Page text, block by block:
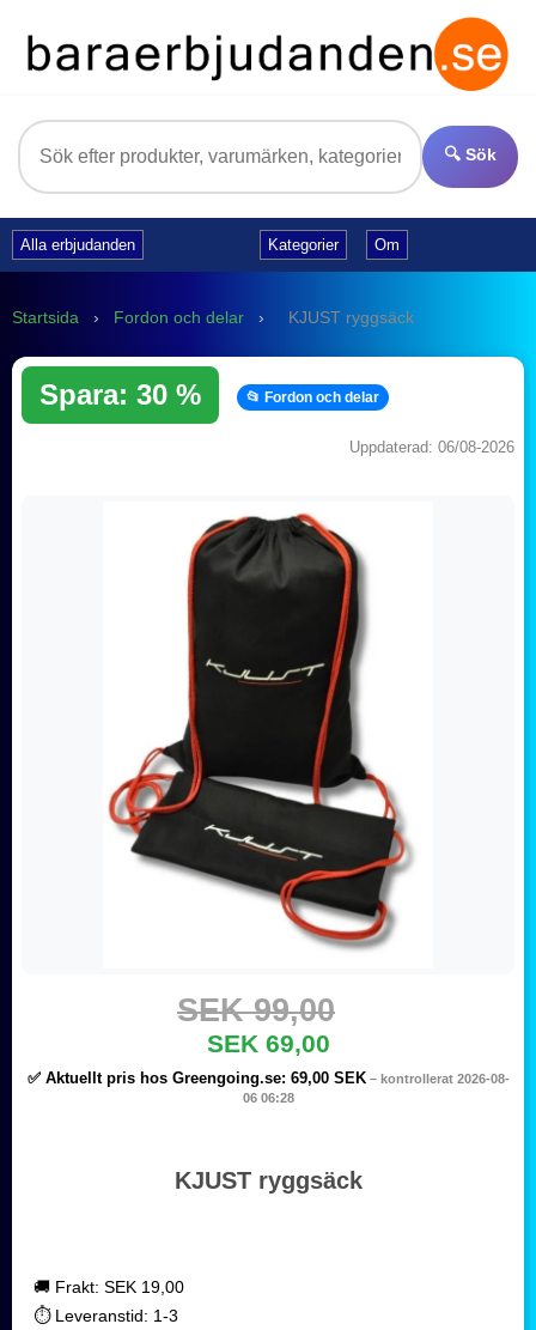
🔍 Sök
Alla erbjudanden Kategorier Om
Startsida › Fordon och delar › KJUST ryggsäck
Spara: 30 % 📂 Fordon och delar
Uppdaterad: 06/08-2026
SEK 99,00
SEK 69,00
✅ Aktuellt pris hos Greengoing.se: 69,00 SEK– kontrollerat 2026-08-
06 06:28
KJUST ryggsäck
🚚 Frakt: SEK 19,00
⏱️ Leveranstid: 1-3